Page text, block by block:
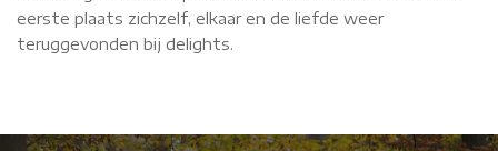
eerste plaats zichzelf, elkaar en de liefde weer
teruggevonden bij delights.